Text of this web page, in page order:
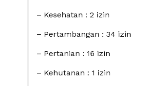
– Kesehatan : 2 izin
– Pertambangan : 34 izin
– Pertanian : 16 izin
– Kehutanan : 1 izin